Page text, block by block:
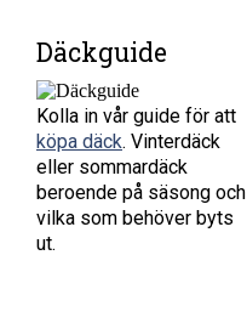
Däckguide
Kolla in vår guide för att
köpa däck. Vinterdäck
eller sommardäck
beroende på säsong och
vilka som behöver byts
ut.